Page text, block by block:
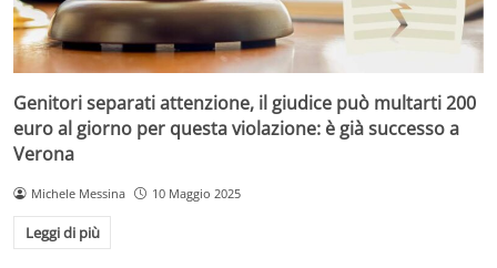
Genitori separati attenzione, il giudice può multarti 200
euro al giorno per questa violazione: è già successo a
Verona
Michele Messina 10 Maggio 2025
Leggi di più